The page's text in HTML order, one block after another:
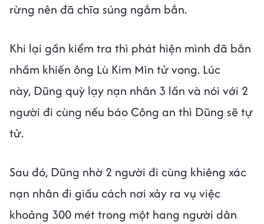
rừng nên đã chĩa súng ngắm bắn.
Khi lại gần kiểm tra thì phát hiện mình đã bắn
nhầm khiến ông Lù Kim Mìn tử vong. Lúc
này, Dũng quỳ lạy nạn nhân 3 lần và nói với 2
người đi cùng nếu báo Công an thì Dũng sẽ tự
tử.
Sau đó, Dũng nhờ 2 người đi cùng khiêng xác
nạn nhân đi giấu cách nơi xảy ra vụ việc
khoảng 300 mét trong một hang người dân